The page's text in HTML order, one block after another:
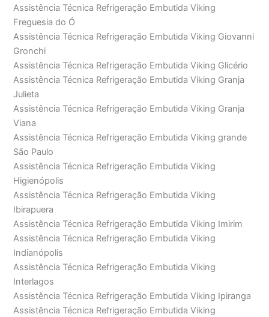
Assistência Técnica Refrigeração Embutida Viking
Freguesia do Ó
Assistência Técnica Refrigeração Embutida Viking Giovanni
Gronchi
Assistência Técnica Refrigeração Embutida Viking Glicério
Assistência Técnica Refrigeração Embutida Viking Granja
Julieta
Assistência Técnica Refrigeração Embutida Viking Granja
Viana
Assistência Técnica Refrigeração Embutida Viking grande
São Paulo
Assistência Técnica Refrigeração Embutida Viking
Higienópolis
Assistência Técnica Refrigeração Embutida Viking
Ibirapuera
Assistência Técnica Refrigeração Embutida Viking Imirim
Assistência Técnica Refrigeração Embutida Viking
Indianópolis
Assistência Técnica Refrigeração Embutida Viking
Interlagos
Assistência Técnica Refrigeração Embutida Viking Ipiranga
Assistência Técnica Refrigeração Embutida Viking